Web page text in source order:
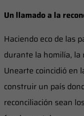
Un llamado a la
Haciendo eco de las
durante la homilía, la
Unearte coincidió en
construir un país
reconciliación sean